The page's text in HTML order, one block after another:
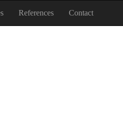
References Contact